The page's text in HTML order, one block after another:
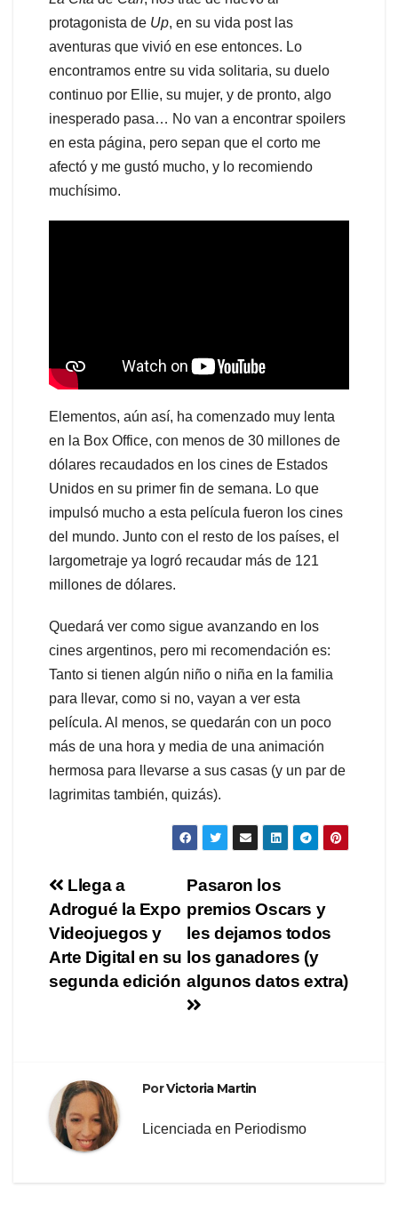
protagonista de Up, en su vida post las
aventuras que vivió en ese entonces. Lo
encontramos entre su vida solitaria, su duelo
continuo por Ellie, su mujer, y de pronto, algo
inesperado pasa… No van a encontrar spoilers
en esta página, pero sepan que el corto me
afectó y me gustó mucho, y lo recomiendo
muchísimo.
Elementos, aún así, ha comenzado muy lenta
en la Box Office, con menos de 30 millones de
dólares recaudados en los cines de Estados
Unidos en su primer fin de semana. Lo que
impulsó mucho a esta película fueron los cines
del mundo. Junto con el resto de los países, el
largometraje ya logró recaudar más de 121
millones de dólares.
Quedará ver como sigue avanzando en los
cines argentinos, pero mi recomendación es:
Tanto si tienen algún niño o niña en la familia
para llevar, como si no, vayan a ver esta
película. Al menos, se quedarán con un poco
más de una hora y media de una animación
hermosa para llevarse a sus casas (y un par de
lagrimitas también, quizás).
Navegación
de
entradas
Pasaron los
premios Oscars y
les dejamos todos
los ganadores (y
algunos datos extra)
Llega a
Adrogué la Expo
Videojuegos y
Arte Digital en su
segunda edición
PorVictoria Martin
Licenciada en Periodismo